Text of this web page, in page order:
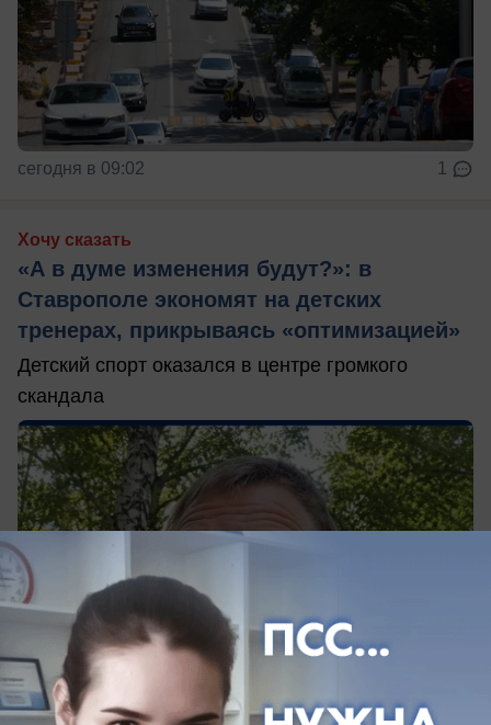
сегодня в 09:02 1
Хочу сказать
«А в думе изменения будут?»: в
Ставрополе экономят на детских
тренерах, прикрываясь «оптимизацией»
Детский спорт оказался в центре громкого
скандала